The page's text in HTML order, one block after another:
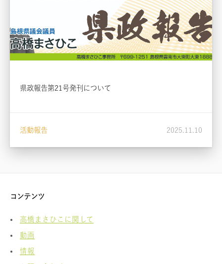
県政報告第21号発刊について
活動報告 2025.11.10
コンテンツ
高橋まさひこに関して
動画
情報